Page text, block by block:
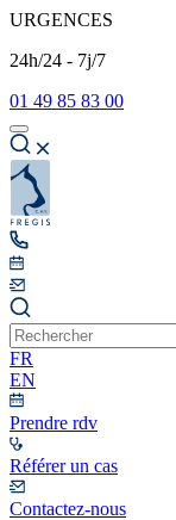
URGENCES
24h/24 - 7j/7
01 49 85 83 00
FR
EN
Prendre rdv
Référer un cas
Contactez-nous